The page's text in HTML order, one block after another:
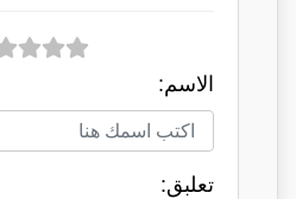
الاسم:
تعلبق: